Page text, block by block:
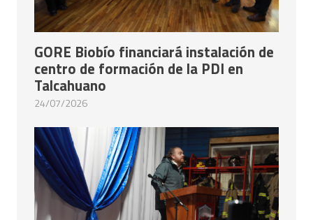
GORE Biobío financiará instalación de
centro de formación de la PDI en
Talcahuano
24/07/2026